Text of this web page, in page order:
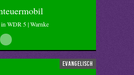
WDR 5 | Warnke
evangelisch